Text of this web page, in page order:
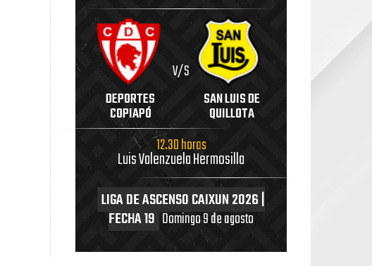
DEPORTES
COPIAPÓ
V/S
SAN LUIS DE
QUILLOTA
12.30 horas
Luis Valenzuela Hermosilla
LIGA DE ASCENSO CAIXUN 2026 |
FECHA 19 Domingo 9 de agosto